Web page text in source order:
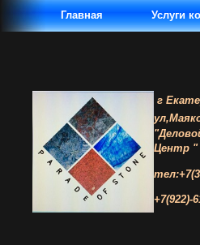
Главная Услуги
г
Центр "
+7(922)-